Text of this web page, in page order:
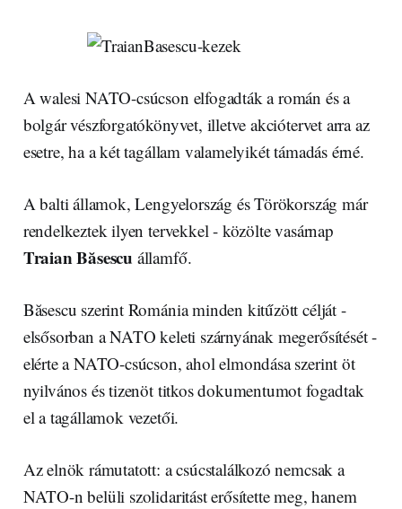
A walesi NATO-csúcson elfogadták a román és a
bolgár vészforgatókönyvet, illetve akciótervet arra az
esetre, ha a két tagállam valamelyikét támadás érné.
A balti államok, Lengyelország és Törökország már
rendelkeztek ilyen tervekkel - közölte vasárnap
Traian Băsescu államfő.
Băsescu szerint Románia minden kitűzött célját -
elsősorban a NATO keleti szárnyának megerősítését -
elérte a NATO-csúcson, ahol elmondása szerint öt
nyilvános és tizenöt titkos dokumentumot fogadtak
el a tagállamok vezetői.
Az elnök rámutatott: a csúcstalálkozó nemcsak a
NATO-n belüli szolidaritást erősítette meg, hanem